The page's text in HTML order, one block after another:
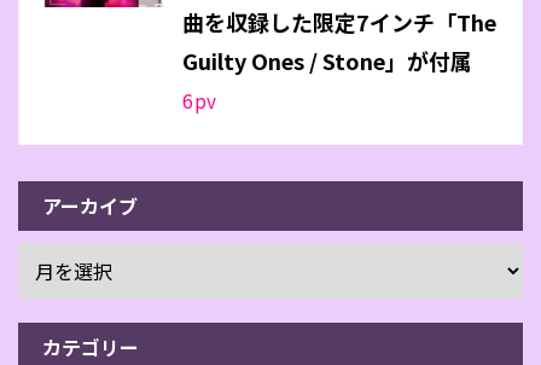
曲を収録した限定7インチ「The
Guilty Ones / Stone」が付属
6pv
アーカイブ
カテゴリー